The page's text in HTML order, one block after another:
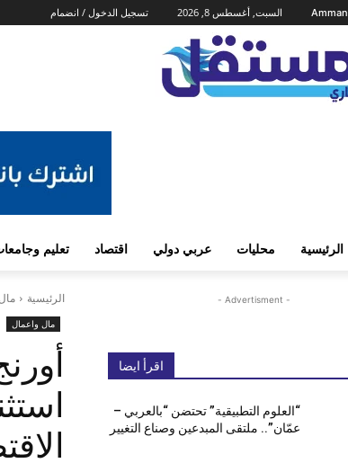
Amman السبت, أغسطس 8, 2026 تسجيل الدخول / انضمام
الرئيسية محليات عربي دولي اقتصاد تعليم
الرئيسية
مال واعمال
- Advertisment -
اقرأ ايضا
“العلوم التطبيقية” تحتضن “بالعربي –
عمّان”.. ملتقى المبدعين وصناع التغيير